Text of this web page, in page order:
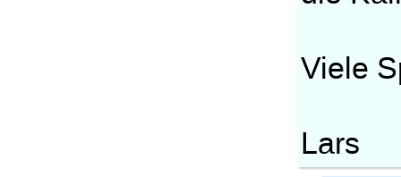
Viele
Lars